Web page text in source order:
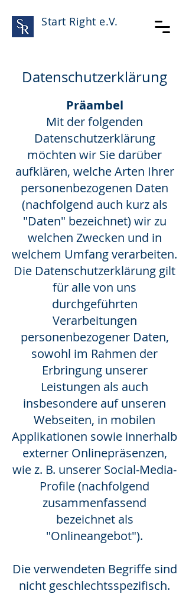
Start Right e.V.
Datenschutzerklärung
Präambel
Mit der folgenden
Datenschutzerklärung
möchten wir Sie darüber
aufklären, welche Arten Ihrer
personenbezogenen Daten
(nachfolgend auch kurz als
"Daten" bezeichnet) wir zu
welchen Zwecken und in
welchem Umfang verarbeiten.
Die Datenschutzerklärung gilt
für alle von uns
durchgeführten
Verarbeitungen
personenbezogener Daten,
sowohl im Rahmen der
Erbringung unserer
Leistungen als auch
insbesondere auf unseren
Webseiten, in mobilen
Applikationen sowie innerhalb
externer Onlinepräsenzen,
wie z. B. unserer Social-Media-
Profile (nachfolgend
zusammenfassend
bezeichnet als
"Onlineangebot").
Die verwendeten Begriffe sind
nicht geschlechtsspezifisch.